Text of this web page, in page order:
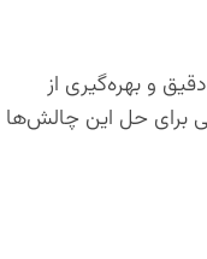
و بهره‌گیری از
برای حل این چالش‌ها